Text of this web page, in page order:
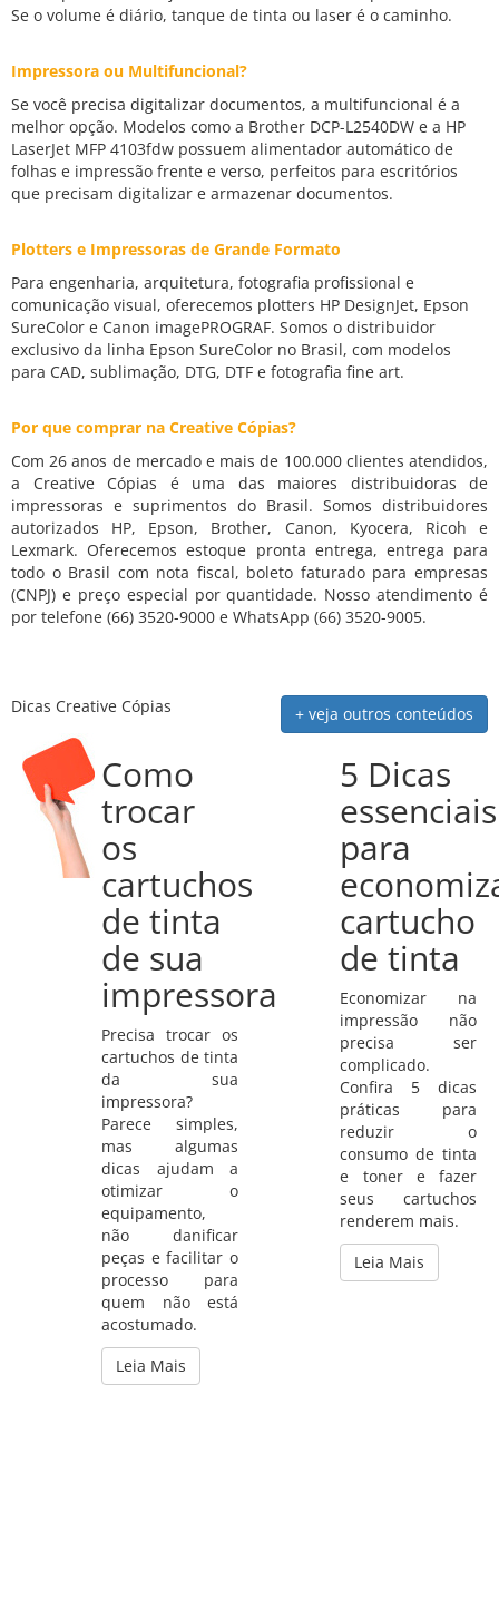
Se o volume é diário, tanque de tinta ou laser é o caminho.
Impressora ou Multifuncional?
Se você precisa digitalizar documentos, a multifuncional é a
melhor opção. Modelos como a Brother DCP-L2540DW e a HP
LaserJet MFP 4103fdw possuem alimentador automático de
folhas e impressão frente e verso, perfeitos para escritórios
que precisam digitalizar e armazenar documentos.
Plotters e Impressoras de Grande Formato
Para engenharia, arquitetura, fotografia profissional e
comunicação visual, oferecemos plotters HP DesignJet, Epson
SureColor e Canon imagePROGRAF. Somos o distribuidor
exclusivo da linha Epson SureColor no Brasil, com modelos
para CAD, sublimação, DTG, DTF e fotografia fine art.
Por que comprar na Creative Cópias?
Com 26 anos de mercado e mais de 100.000 clientes atendidos,
a Creative Cópias é uma das maiores distribuidoras de
impressoras e suprimentos do Brasil. Somos distribuidores
autorizados HP, Epson, Brother, Canon, Kyocera, Ricoh e
Lexmark. Oferecemos estoque pronta entrega, entrega para
todo o Brasil com nota fiscal, boleto faturado para empresas
(CNPJ) e preço especial por quantidade. Nosso atendimento é
por telefone (66) 3520-9000 e WhatsApp (66) 3520-9005.
Dicas Creative Cópias + veja outros conteúdos
Como
trocar
os
cartuchos
de tinta
de sua
impressora
Precisa trocar os
cartuchos de tinta
da sua
impressora?
Parece simples,
mas algumas
dicas ajudam a
otimizar o
equipamento,
não danificar
peças e facilitar o
processo para
quem não está
acostumado.
Leia Mais
5 Dicas
essenciais
para
cartucho
de tinta
Economizar na
impressão não
precisa ser
complicado.
Confira 5 dicas
práticas para
reduzir o
consumo de tinta
e toner e fazer
seus cartuchos
renderem mais.
Leia Mais